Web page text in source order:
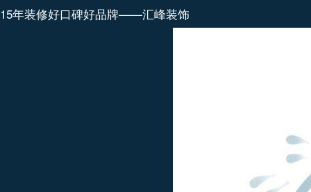
15年装修好口碑好品牌——汇峰装饰